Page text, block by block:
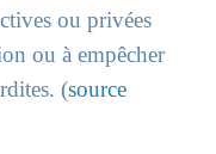
ou privées
ou à empêcher
(source